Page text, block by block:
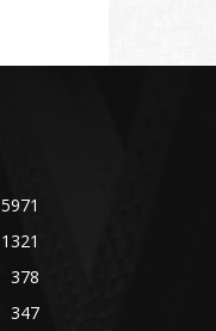
5971
1321
378
347